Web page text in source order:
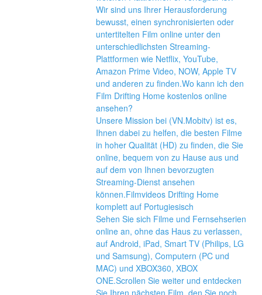
Wir sind uns Ihrer Herausforderung
bewusst, einen synchronisierten oder
untertitelten Film online unter den
unterschiedlichsten Streaming-
Plattformen wie Netflix, YouTube,
Amazon Prime Video, NOW, Apple TV
und anderen zu finden.Wo kann ich den
Film Drifting Home kostenlos online
ansehen?
Unsere Mission bei (VN.Mobitv) ist es,
Ihnen dabei zu helfen, die besten Filme
in hoher Qualität (HD) zu finden, die Sie
online, bequem von zu Hause aus und
auf dem von Ihnen bevorzugten
Streaming-Dienst ansehen
können.Filmvideos Drifting Home
komplett auf Portugiesisch
Sehen Sie sich Filme und Fernsehserien
online an, ohne das Haus zu verlassen,
auf Android, iPad, Smart TV (Philips, LG
und Samsung), Computern (PC und
MAC) und XBOX360, XBOX
ONE.Scrollen Sie weiter und entdecken